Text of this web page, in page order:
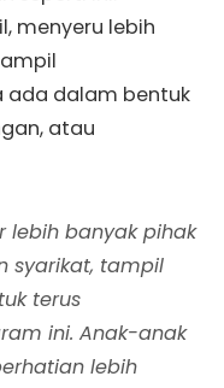
menyeru lebih
ada dalam bentuk
atau
lebih banyak pihak
syarikat, tampil
terus
ini. Anak-anak
lebih